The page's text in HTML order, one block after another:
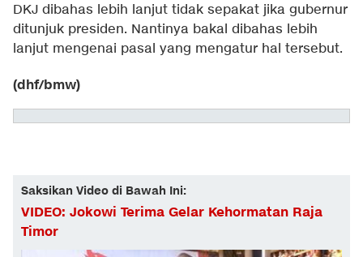
DKJ dibahas lebih lanjut tidak sepakat jika gubernur
ditunjuk presiden. Nantinya bakal dibahas lebih
lanjut mengenai pasal yang mengatur hal tersebut.
(dhf/bmw)
Saksikan Video di Bawah Ini:
VIDEO: Jokowi Terima Gelar Kehormatan Raja
Timor